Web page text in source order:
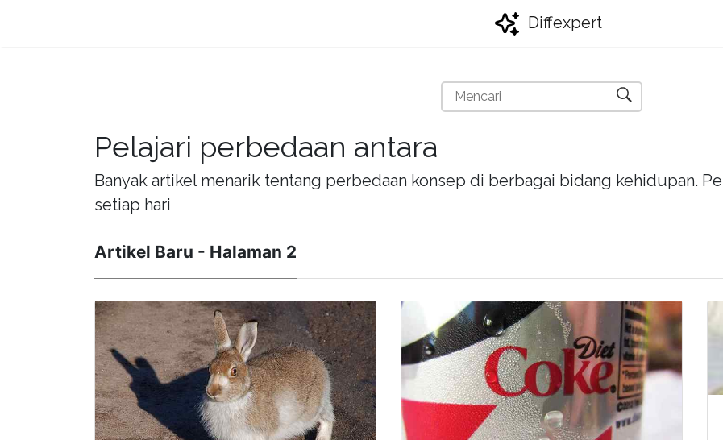
Diffexpert
Pelajari perbedaan antara
Banyak artikel menarik tentang perbedaan konsep di berbagai bidang kehidupan.
setiap hari
Artikel Baru - Halaman 2